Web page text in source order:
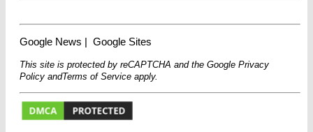
Google News | Google Sites
This site is protected by reCAPTCHA and the Google Privacy
Policy andTerms of Service apply.